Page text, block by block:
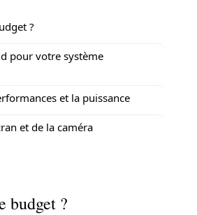
?
pour votre système
et la puissance
et de la caméra
budget ?